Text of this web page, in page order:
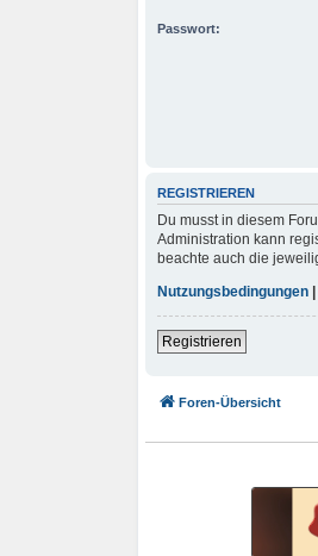
Passwort:
REGISTRIEREN
Du musst in diesem
Administration kann
beachte auch die
Nutzungsbedingungen
Registrieren
Foren-Übersicht